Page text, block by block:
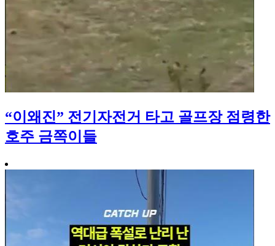
“이왜진” 전기자전거 타고 골프장 점령한
호주 금쪽이들